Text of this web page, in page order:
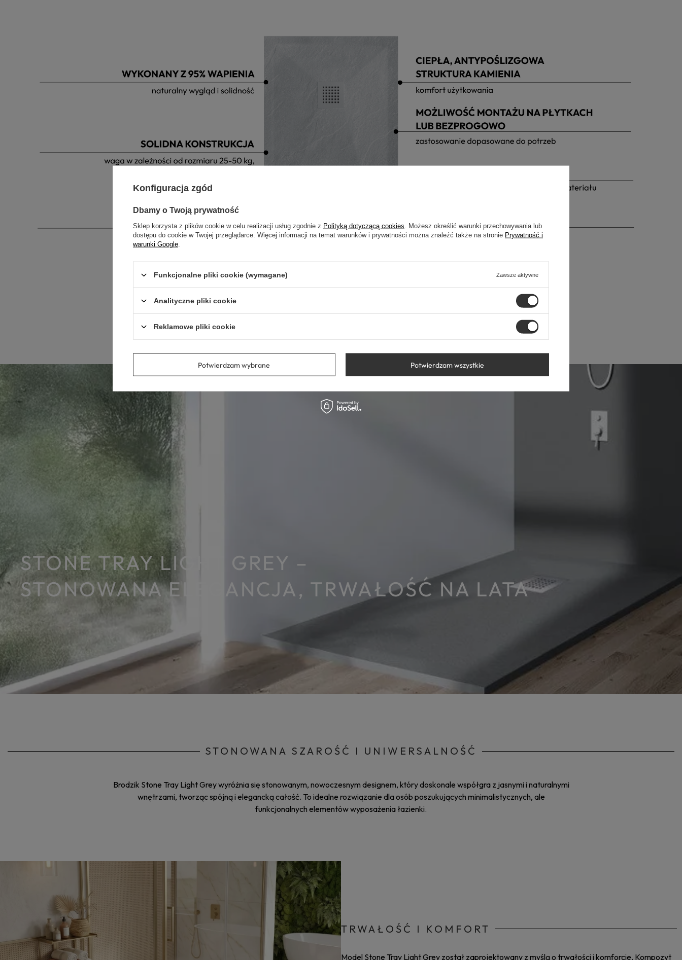
STONE TRAY LIGHT GREY –
STONOWANA ELEGANCJA, TRWAŁOŚĆ NA LATA
STONOWANA SZAROŚĆ I UNIWERSALNOŚĆ
Brodzik Stone Tray Light Grey wyróżnia się stonowanym, nowoczesnym designem, który doskonale współgra z jasnymi i naturalnymi
wnętrzami, tworząc spójną i elegancką całość. To idealne rozwiązanie dla osób poszukujących minimalistycznych, ale
funkcjonalnych elementów wyposażenia łazienki.
TRWAŁOŚĆ I KOMFORT
Model Stone Tray Light Grey został zaprojektowany z myślą o trwałości i komforcie. Kompozyt
Konfiguracja zgód
Dbamy o Twoją prywatność
Sklep korzysta z plików cookie w celu realizacji usług zgodnie z Polityką dotyczącą cookies . Możesz określić warunki przechowywania lub
dostępu do cookie w Twojej przeglądarce. Więcej informacji na temat warunków i prywatności można znaleźć także na stronie Prywatność i
warunki Google
Funkcjonalne pliki cookie (wymagane) Zawsze aktywne
Analityczne pliki cookie
Reklamowe pliki cookie
Potwierdzam wybrane Potwierdzam wszystkie